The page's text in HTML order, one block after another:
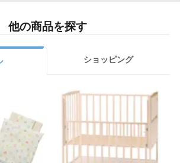
他の商品を探す
ショッピング